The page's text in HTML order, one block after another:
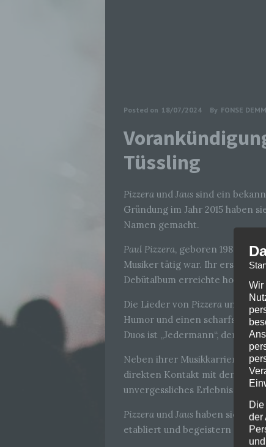
Posted on 18/07/2024 By FONSE
Tüssling
Pizzera und Jaus sind ein
Gründung im Jahr 2015 haben
Namen gemacht.
Paul Pizzera, geboren 1988,
Musiker tätig war. Ihr erstes
Debütalbum erreichte hohe
Die Lieder von Pizzera und Jaus
Humor und einen
Duos ist „Jedermann“, der
Neben ihrer Musikkarriere
direkten Kontakt mit dem
unvergessliches Erlebnis.
Pizzera und Jaus haben sich
etabliert und begeistern
Wir
Die
der